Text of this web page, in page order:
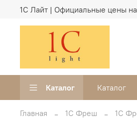
1C Лайт | Официальные цены
Каталог Каталог
Главная 1С Фреш 1С